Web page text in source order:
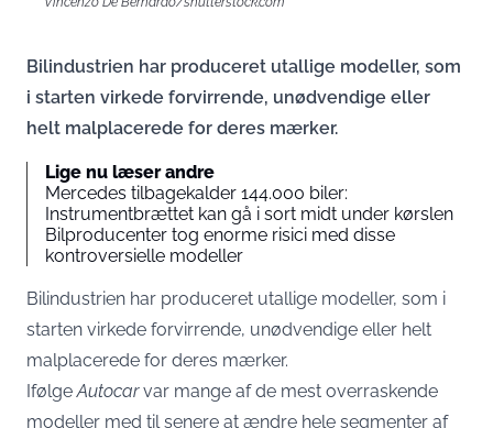
Bilindustrien har produceret utallige modeller, som
i starten virkede forvirrende, unødvendige eller
helt malplacerede for deres mærker.
Lige nu læser andre
Mercedes tilbagekalder 144.000 biler:
Instrumentbrættet kan gå i sort midt under kørslen
Bilproducenter tog enorme risici med disse
kontroversielle modeller
Bilindustrien har produceret utallige modeller, som i
starten virkede forvirrende, unødvendige eller helt
malplacerede for deres mærker.
IfølgeAutocarvar mange af de mest overraskende
modeller med til senere at ændre hele segmenter af